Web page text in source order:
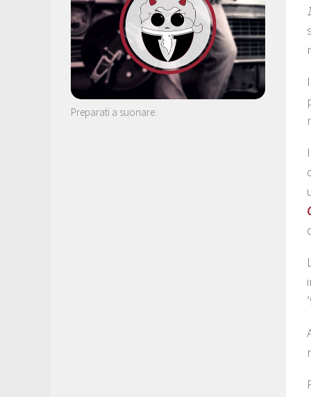
Preparati a suonare.